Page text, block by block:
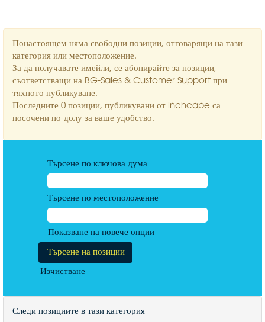
Понастоящем няма свободни позиции, отговарящи на тази
категория или местоположение.
За да получавате имейли, се абонирайте за позиции,
съответстващи на BG-Sales & Customer Support при
тяхното публикуване.
Последните 0 позиции, публикувани от inchcape са
посочени по-долу за ваше удобство.
Търсене по ключова дума
Търсене по местоположение
Показване на повече опции
Изчистване
Следи позициите в тази категория